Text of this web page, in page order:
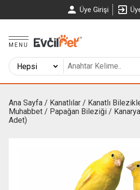
Üye Girişi
MENU
Ana Sayfa/ Kanatlılar/ Kanatlı
Muhabbet / Papağan Bileziği/
Adet)